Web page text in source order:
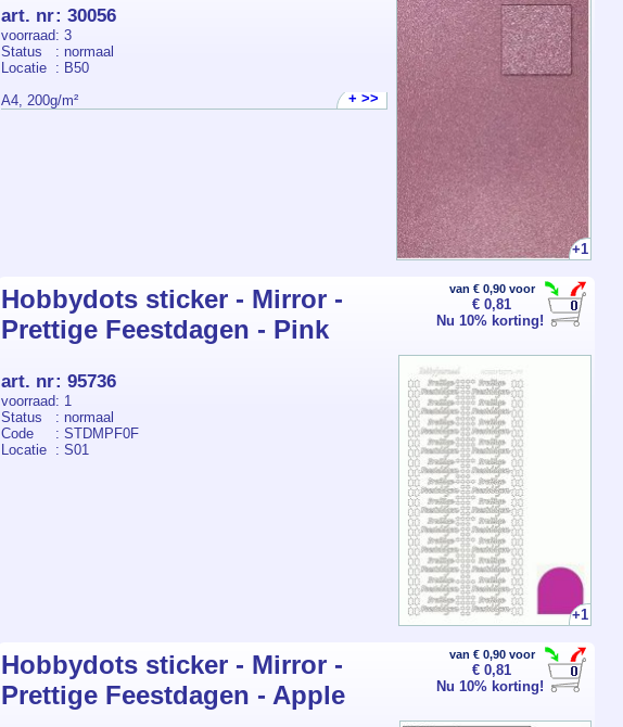
+1
art. nr: 30056
voorraad: 3
Status
: normaal
Locatie
: B50
A4, 200g/m²
+ >>
van € 0,90 voor
€ 0,81
Nu 10% korting!
Hobbydots sticker - Mirror -
Prettige Feestdagen - Pink
+1
art. nr: 95736
voorraad: 1
Status
: normaal
Code
: STDMPF0F
Locatie
: S01
van € 0,90 voor
€ 0,81
Nu 10% korting!
Hobbydots sticker - Mirror -
Prettige Feestdagen - Apple